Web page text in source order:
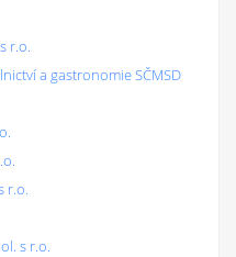
r.o.
a gastronomie SČMSD
r.o.
s r.o.